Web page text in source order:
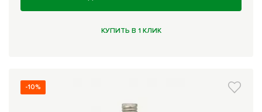
КУПИТЬ В 1 КЛИК
-10%